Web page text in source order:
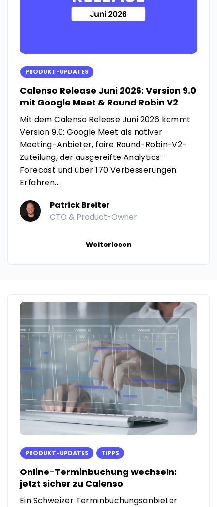
PRODUKT-UPDATES
Calenso Release Juni 2026: Version 9.0
mit Google Meet & Round Robin V2
Mit dem Calenso Release Juni 2026 kommt
Version 9.0: Google Meet als nativer
Meeting-Anbieter, faire Round-Robin-V2-
Zuteilung, der ausgereifte Analytics-
Forecast und über 170 Verbesserungen.
Erfahren...
Patrick Breiter
CTO & Product-Owner
Weiterlesen
PRODUKT-UPDATES TIPPS
Online-Terminbuchung wechseln:
jetzt sicher zu Calenso
Ein Schweizer Terminbuchungsanbieter